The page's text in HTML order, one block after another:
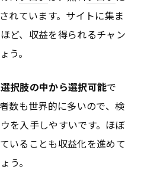
れています。サイトに集ま
ど、収益を得られるチャン
う。
択肢の中から選択可能で
数も世界的に多いので、検
を入手しやすいです。ほぼ
いることも収益化を進めて
う。